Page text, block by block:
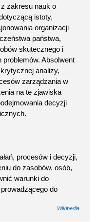
zakresu nauk o
istoty,
organizacji
państwa,
skutecznego i
Absolwent
analizy,
zarządzania w
na te zjawiska
decyzji
procesów i decyzji,
do zasobów, osób,
warunki do
do
Wikipedia